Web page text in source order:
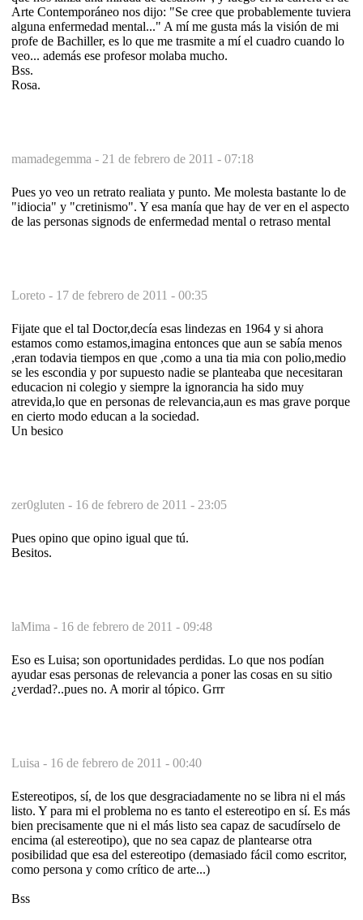
Arte Contemporáneo nos dijo: "Se cree que probablemente tuviera
alguna enfermedad mental..." A mí me gusta más la visión de mi
profe de Bachiller, es lo que me trasmite a mí el cuadro cuando lo
veo... además ese profesor molaba mucho.
Bss.
Rosa.
mamadegemma - 21 de febrero de 2011 - 07:18
Pues yo veo un retrato realiata y punto. Me molesta bastante lo de
"idiocia" y "cretinismo". Y esa manía que hay de ver en el aspecto
de las personas signods de enfermedad mental o retraso mental
Loreto - 17 de febrero de 2011 - 00:35
Fijate que el tal Doctor,decía esas lindezas en 1964 y si ahora
estamos como estamos,imagina entonces que aun se sabía menos
,eran todavia tiempos en que ,como a una tia mia con polio,medio
se les escondia y por supuesto nadie se planteaba que necesitaran
educacion ni colegio y siempre la ignorancia ha sido muy
atrevida,lo que en personas de relevancia,aun es mas grave porque
en cierto modo educan a la sociedad.
Un besico
zer0gluten - 16 de febrero de 2011 - 23:05
Pues opino que opino igual que tú.
Besitos.
laMima - 16 de febrero de 2011 - 09:48
Eso es Luisa; son oportunidades perdidas. Lo que nos podían
ayudar esas personas de relevancia a poner las cosas en su sitio
¿verdad?..pues no. A morir al tópico. Grrr
Luisa - 16 de febrero de 2011 - 00:40
Estereotipos, sí, de los que desgraciadamente no se libra ni el más
listo. Y para mi el problema no es tanto el estereotipo en sí. Es más
bien precisamente que ni el más listo sea capaz de sacudírselo de
encima (al estereotipo), que no sea capaz de plantearse otra
posibilidad que esa del estereotipo (demasiado fácil como escritor,
como persona y como crítico de arte...)
Bss